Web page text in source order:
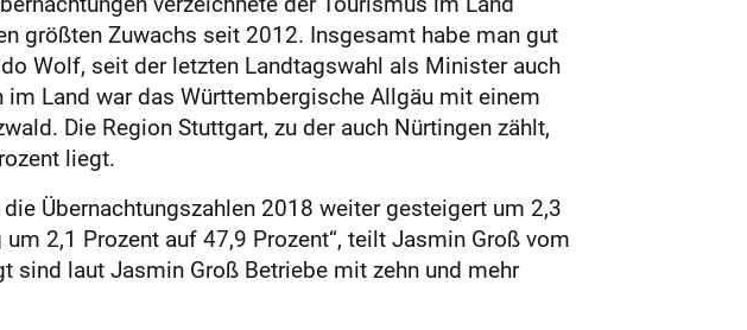
größten Zuwachs seit 2012. Insgesamt habe man gut
Wolf, seit der letzten Landtagswahl als Minister auch
Land war das Württembergische Allgäu mit einem
Die Region Stuttgart, zu der auch Nürtingen zählt,
liegt.
Übernachtungszahlen 2018 weiter gesteigert um 2,3
2,1 Prozent auf 47,9 Prozent“, teilt Jasmin Groß vom
laut Jasmin Groß Betriebe mit zehn und mehr